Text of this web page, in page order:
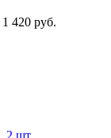
1 420 руб.